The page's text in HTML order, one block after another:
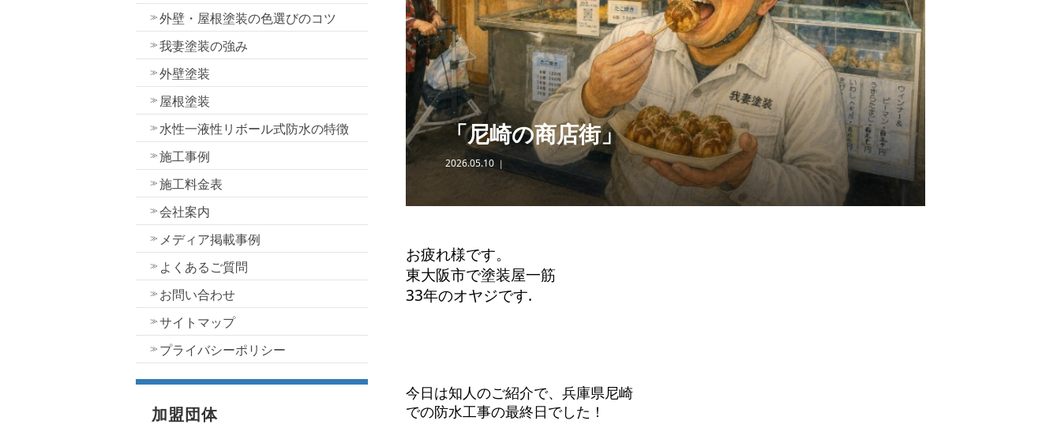
外壁・屋根塗装の色選びのコツ
我妻塗装の強み
外壁塗装
屋根塗装
水性一液性リボール式防水の特徴
施工事例
施工料金表
会社案内
メディア掲載事例
よくあるご質問
お問い合わせ
サイトマップ
プライバシーポリシー
加盟団体
「尼崎の商店街」
2026.05.10
お疲れ様です。
東大阪市で塗装屋一筋
33年のオヤジです.
今日は知人のご紹介で、兵庫県尼崎
での防水工事の最終日でした！